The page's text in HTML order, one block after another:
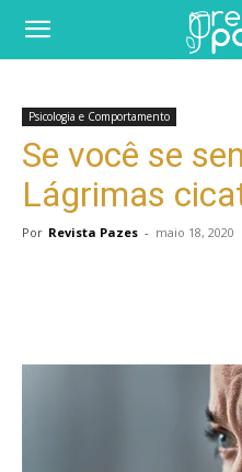
Psicologia e Comportamento
Se você se
Lágrimas
Por Revista Pazes - maio 18, 2020